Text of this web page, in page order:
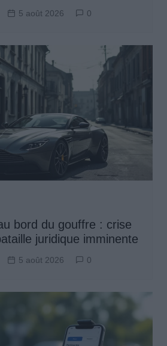
5 août 2026 0
bord du gouffre : crise
juridique imminente
5 août 2026 0